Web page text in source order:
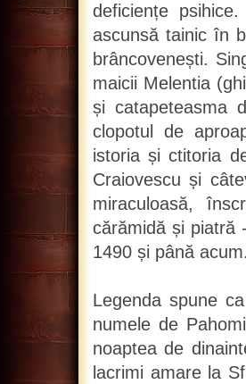
deficiențe
ascunsă tainic în
brâncovenești.
maicii Melentia
și catapeteasma
clopotul de
istoria și ctitoria
Craiovescu și
miraculoasă,
cărămidă și piatră
1490 și până
Legenda spune
numele de
noaptea de
lacrimi amare la